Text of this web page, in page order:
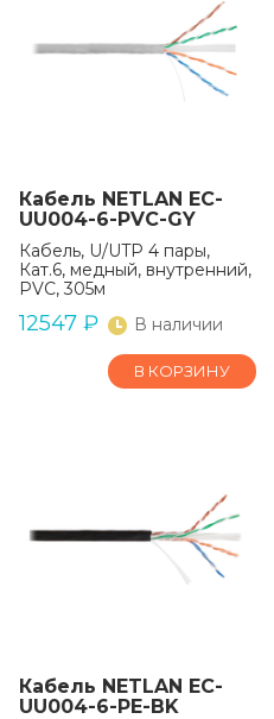
Кабель NETLAN EC-
UU004-6-PVC-GY
Кабель, U/UTP 4 пары,
Кат.6, медный, внутренний,
PVC, 305м
12547 ₽ В наличии
В КОРЗИНУ
Кабель NETLAN EC-
UU004-6-PE-BK